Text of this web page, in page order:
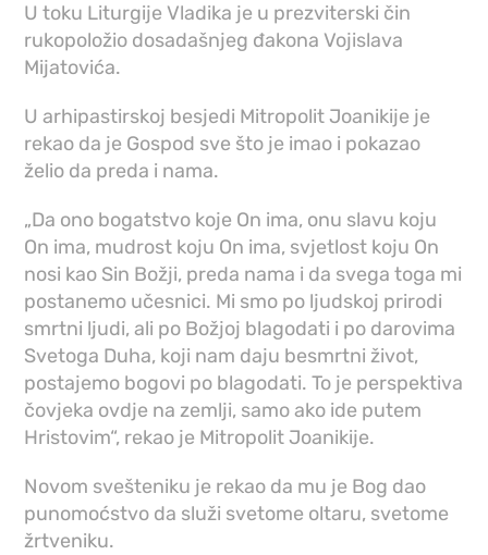
U toku Liturgije Vladika je u prezviterski čin
rukopoložio dosadašnjeg đakona Vojislava
Mijatovića.
U arhipastirskoj besjedi Mitropolit Joanikije je
rekao da je Gospod sve što je imao i pokazao
želio da preda i nama.
„Da ono bogatstvo koje On ima, onu slavu koju
On ima, mudrost koju On ima, svjetlost koju On
nosi kao Sin Božji, preda nama i da svega toga mi
postanemo učesnici. Mi smo po ljudskoj prirodi
smrtni ljudi, ali po Božjoj blagodati i po darovima
Svetoga Duha, koji nam daju besmrtni život,
postajemo bogovi po blagodati. To je perspektiva
čovjeka ovdje na zemlji, samo ako ide putem
Hristovim“, rekao je Mitropolit Joanikije.
Novom svešteniku je rekao da mu je Bog dao
punomoćstvo da služi svetome oltaru, svetome
žrtveniku.